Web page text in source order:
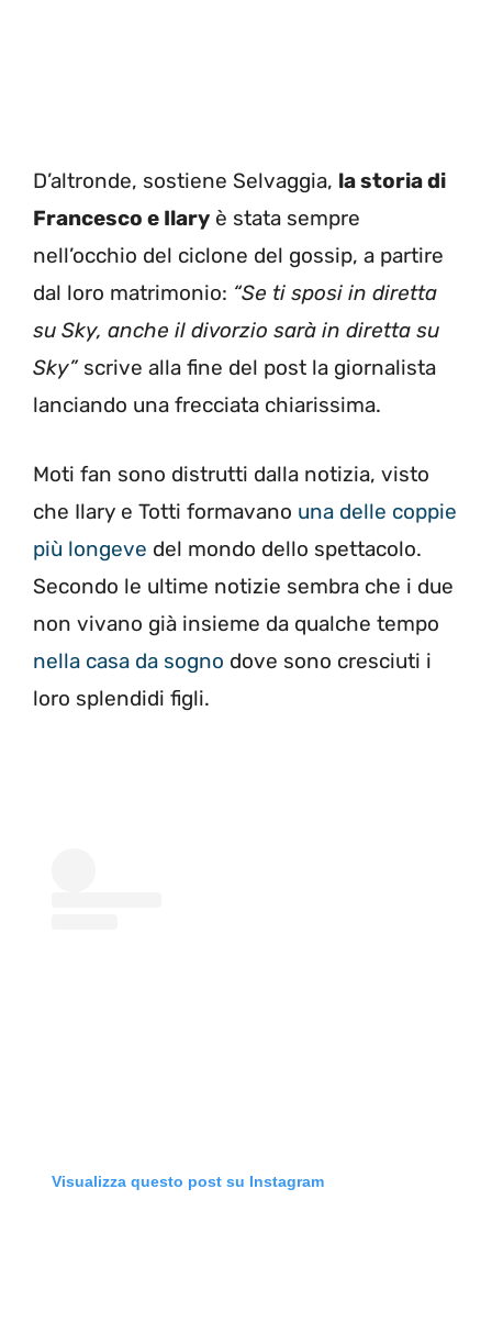
D’altronde, sostiene Selvaggia, la storia di
Francesco e Ilary è stata sempre
nell’occhio del ciclone del gossip, a partire
dal loro matrimonio: “Se ti sposi in diretta
su Sky, anche il divorzio sarà in diretta su
Sky”scrive alla fine del post la giornalista
lanciando una frecciata chiarissima.
Moti fan sono distrutti dalla notizia, visto
che Ilary e Totti formavano una delle coppie
più longeve del mondo dello spettacolo.
Secondo le ultime notizie sembra che i due
non vivano già insieme da qualche tempo
nella casa da sogno dove sono cresciuti i
loro splendidi figli.
Visualizza questo post su Instagram